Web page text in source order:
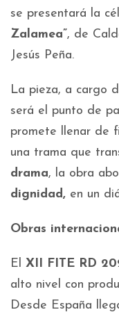
se presentará la
Zalamea”, de
Jesús Peña.
La pieza, a cargo
será el punto de
promete llenar de
una trama que
drama, la obra
dignidad, en un
Obras
El XII FITE RD
alto nivel con
Desde España